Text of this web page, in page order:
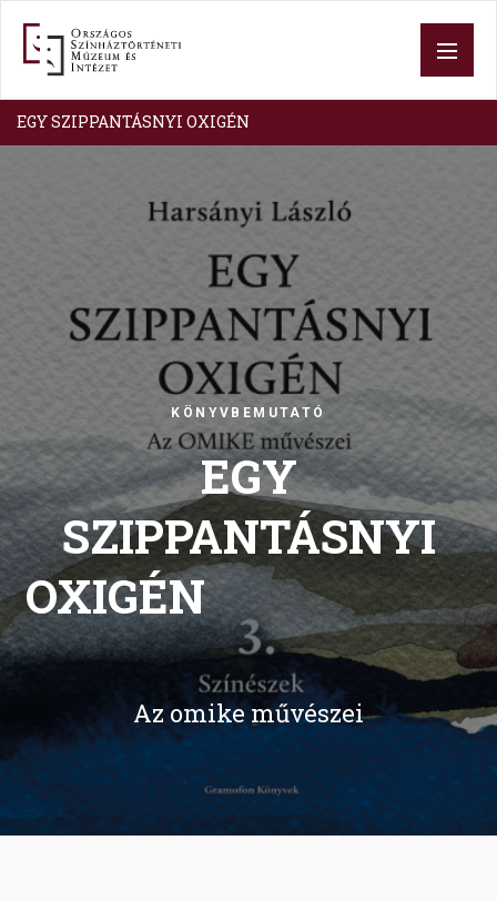
content
EGY SZIPPANTÁSNYI OXIGÉN
KÖNYVBEMUTATÓ
EGY
SZIPPANTÁSNYI
OXIGÉN
Az omike művészei